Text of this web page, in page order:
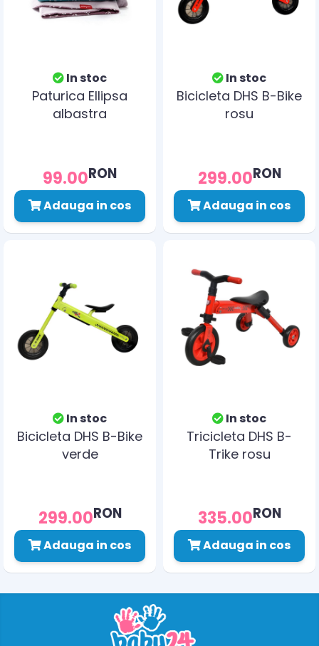
In stoc
Paturica Ellipsa
albastra
99.00RON
Adauga in cos
In stoc
Bicicleta DHS B-Bike
rosu
299.00RON
Adauga in cos
In stoc
Bicicleta DHS B-Bike
verde
299.00RON
Adauga in cos
In stoc
Tricicleta DHS B-
Trike rosu
335.00RON
Adauga in cos